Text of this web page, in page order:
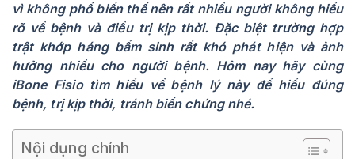
vì không phổ biến thế nên rất nhiều người không hiểu
rõ về bệnh và điều trị kịp thời. Đặc biệt trường hợp
trật khớp háng bẩm sinh rất khó phát hiện và ảnh
hưởng nhiều cho người bệnh. Hôm nay hãy cùng
iBone Fisio tìm hiểu về bệnh lý này để hiểu đúng
bệnh, trị kịp thời, tránh biến chứng nhé.
Nội dụng chính